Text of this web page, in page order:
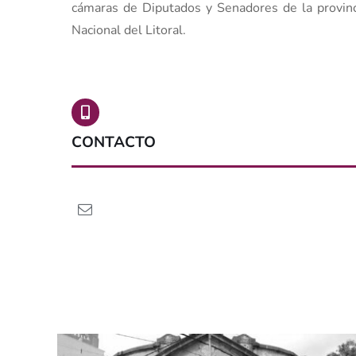
cámaras de Diputados y Senadores de la
Nacional del Litoral.
CONTACTO